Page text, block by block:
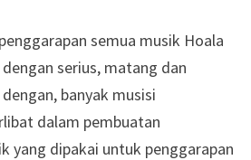
semua musik Hoala
serius, matang dan
banyak musisi
dalam pembuatan
yang dipakai untuk penggarapan